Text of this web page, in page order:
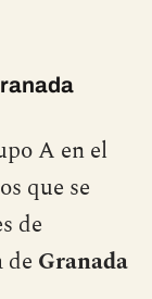
A en el
que se
de
de Granada